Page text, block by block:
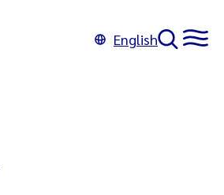
English